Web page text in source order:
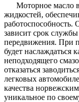
Моторное масло
жидкостей,
работоспособность.
зависит срок
передвижения. При
будет наслаждаться
неподходящего
отказаться
легковых
качества
уникальное по